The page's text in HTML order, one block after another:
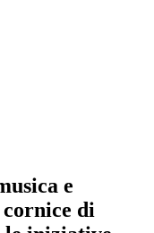
e
di